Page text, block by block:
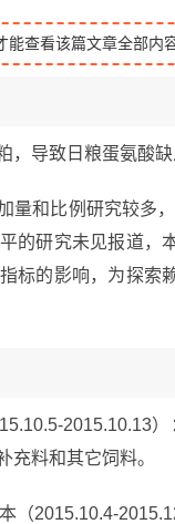
查看该篇文章全部内容
，导致日粮蛋氨酸
量和比例研究较多
的研究未见报道
标的影响，为探
2015.10.13
充料和其它饲料。
（2015.10.4-